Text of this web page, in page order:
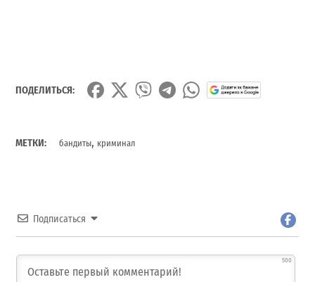
ПОДЕЛИТЬСЯ:
МЕТКИ: бандиты, криминал
Подписаться
500